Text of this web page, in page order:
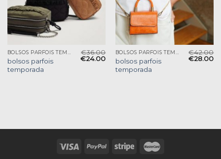
BOLSOS PARFOIS TEMPORADA
bolsos parfois
temporada
€36.00
€24.00
BOLSOS PARFOIS TEMPORADA
bolsos parfois
temporada
€42.00
€28.00